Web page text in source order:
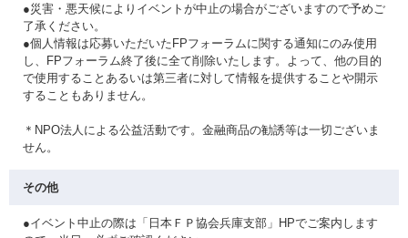
●災害・悪天候によりイベントが中止の場合がございますので予めご
了承ください。
●個人情報は応募いただいたFPフォーラムに関する通知にのみ使用
し、FPフォーラム終了後に全て削除いたします。よって、他の目的
で使用することあるいは第三者に対して情報を提供することや開示
することもありません。
＊NPO法人による公益活動です。金融商品の勧誘等は一切ございま
せん。
その他
●イベント中止の際は「日本ＦＰ協会兵庫支部」HPでご案内します